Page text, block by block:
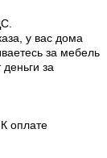
у вас дома
за мебель
за
оплате